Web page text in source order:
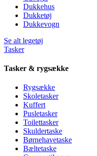
Dukkehus
Dukketøj
Dukkevogn
Se alt legetøj
Tasker
Tasker & rygsække
Rygsække
Skoletasker
Kuffert
Pusletasker
Toilettasker
Skuldertaske
Børnehavetaske
Bæltetaske